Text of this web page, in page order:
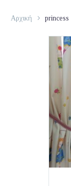
Αρχική princess